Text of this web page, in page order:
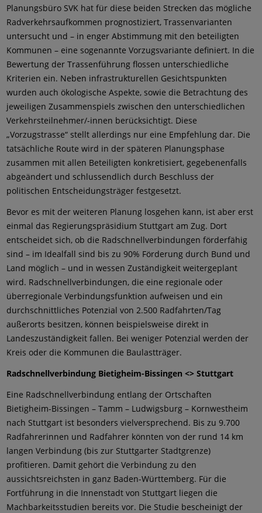
Planungsbüro SVK hat für diese beiden Strecken das mögliche
Radverkehrsaufkommen prognostiziert, Trassenvarianten
untersucht und – in enger Abstimmung mit den beteiligten
Kommunen – eine sogenannte Vorzugsvariante definiert. In die
Bewertung der Trassenführung flossen unterschiedliche
Kriterien ein. Neben infrastrukturellen Gesichtspunkten
wurden auch ökologische Aspekte, sowie die Betrachtung des
jeweiligen Zusammenspiels zwischen den unterschiedlichen
Verkehrsteilnehmer/-innen berücksichtigt. Diese
„Vorzugstrasse“ stellt allerdings nur eine Empfehlung dar. Die
tatsächliche Route wird in der späteren Planungsphase
zusammen mit allen Beteiligten konkretisiert, gegebenenfalls
abgeändert und schlussendlich durch Beschluss der
politischen Entscheidungsträger festgesetzt.
Bevor es mit der weiteren Planung losgehen kann, ist aber erst
einmal das Regierungspräsidium Stuttgart am Zug. Dort
entscheidet sich, ob die Radschnellverbindungen förderfähig
sind – im Idealfall sind bis zu 90% Förderung durch Bund und
Land möglich – und in wessen Zuständigkeit weitergeplant
wird. Radschnellverbindungen, die eine regionale oder
überregionale Verbindungsfunktion aufweisen und ein
durchschnittliches Potenzial von 2.500 Radfahrten/Tag
außerorts besitzen, können beispielsweise direkt in
Landeszuständigkeit fallen. Bei weniger Potenzial werden der
Kreis oder die Kommunen die Baulastträger.
Radschnellverbindung Bietigheim-Bissingen <> Stuttgart
Eine Radschnellverbindung entlang der Ortschaften
Bietigheim-Bissingen – Tamm – Ludwigsburg – Kornwestheim
nach Stuttgart ist besonders vielversprechend. Bis zu 9.700
Radfahrerinnen und Radfahrer könnten von der rund 14 km
langen Verbindung (bis zur Stuttgarter Stadtgrenze)
profitieren. Damit gehört die Verbindung zu den
aussichtsreichsten in ganz Baden-Württemberg. Für die
Fortführung in die Innenstadt von Stuttgart liegen die
Machbarkeitsstudien bereits vor. Die Studie bescheinigt der